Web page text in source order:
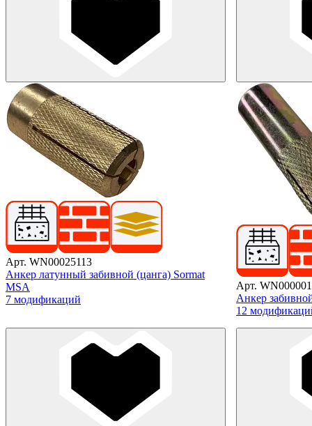
Арт. WN00025113
Анкер латунный забивной (цанга) Sormat
MSA
7 модификаций
Арт.
Анкер
12